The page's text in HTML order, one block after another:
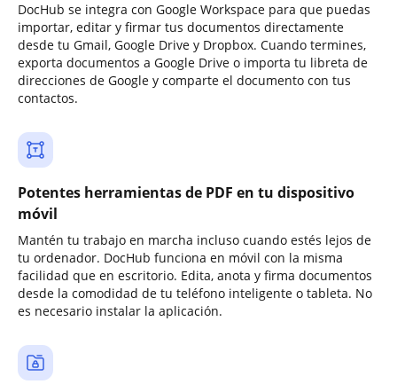
DocHub se integra con Google Workspace para que puedas
importar, editar y firmar tus documentos directamente
desde tu Gmail, Google Drive y Dropbox. Cuando termines,
exporta documentos a Google Drive o importa tu libreta de
direcciones de Google y comparte el documento con tus
contactos.
Potentes herramientas de PDF en tu dispositivo
móvil
Mantén tu trabajo en marcha incluso cuando estés lejos de
tu ordenador. DocHub funciona en móvil con la misma
facilidad que en escritorio. Edita, anota y firma documentos
desde la comodidad de tu teléfono inteligente o tableta. No
es necesario instalar la aplicación.